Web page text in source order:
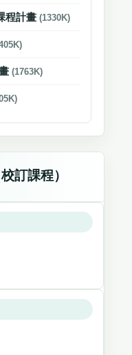
程計畫 (1330K)
(1763K)
訂課程）